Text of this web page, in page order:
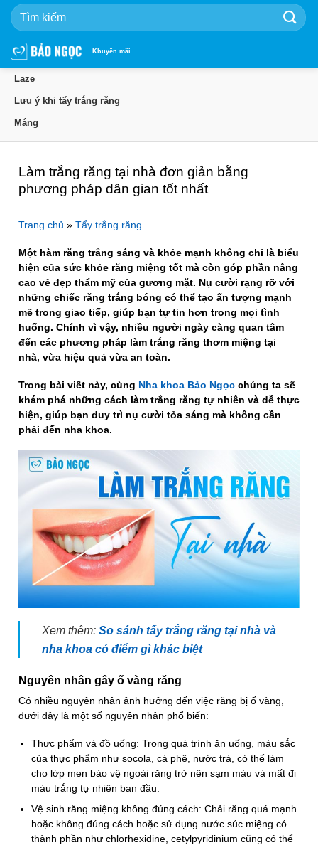
qua
dung
Khuyến mãi
Laze
Lưu ý khi tẩy trắng răng
Máng
Làm trắng răng tại nhà đơn giản bằng
phương pháp dân gian tốt nhất
Trang chủ » Tẩy trắng răng
Một hàm răng trắng sáng và khỏe mạnh không chỉ là biểu
hiện của sức khỏe răng miệng tốt mà còn góp phần nâng
cao vẻ đẹp thẩm mỹ của gương mặt. Nụ cười rạng rỡ với
những chiếc răng trắng bóng có thể tạo ấn tượng mạnh
mẽ trong giao tiếp, giúp bạn tự tin hơn trong mọi tình
huống. Chính vì vậy, nhiều người ngày càng quan tâm
đến các phương pháp làm trắng răng thơm miệng tại
nhà, vừa hiệu quả vừa an toàn.
Trong bài viết này, cùng Nha khoa Bảo Ngọc chúng ta sẽ
khám phá những cách làm trắng răng tự nhiên và dễ thực
hiện, giúp bạn duy trì nụ cười tỏa sáng mà không cần
phải đến nha khoa.
Xem thêm: So sánh tẩy trắng răng tại nhà và
nha khoa có điểm gì khác biệt
Nguyên nhân gây ố vàng răng
Có nhiều nguyên nhân ảnh hưởng đến việc răng bị ố vàng,
dưới đây là một số nguyên nhân phổ biến:
Thực phẩm và đồ uống: Trong quá trình ăn uống, màu sắc
của thực phẩm như socola, cà phê, nước trà, có thể làm
cho lớp men bảo vệ ngoài răng trở nên sạm màu và mất đi
màu trắng tự nhiên ban đầu.
Vệ sinh răng miệng không đúng cách: Chải răng quá mạnh
hoặc không đúng cách hoặc sử dụng nước súc miệng có
thành phần như chlorhexidine, cetylpyridinium cũng có thể